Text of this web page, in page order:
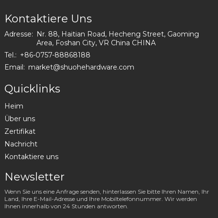
Kontaktiere Uns
Adresse: Nr. 88, Haitian Road, Hecheng Street, Gaoming
Area, Foshan City, VR China CHINA
Tel.: +86-0757-88868188
Email: market@shuohehardware.com
Quicklinks
Heim
Über uns
Zertifikat
Nachricht
Kontaktiere uns
Newsletter
Wenn Sie uns eine Anfrage senden, hinterlassen Sie bitte Ihren Namen, Ihr
Land, Ihre E-Mail-Adresse und Ihre Mobiltelefonnummer. Wir werden
Ihnen innerhalb von 24 Stunden antworten.